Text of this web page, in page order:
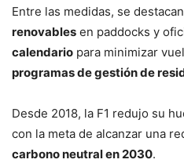
Entre las medidas, se
renovables en paddocks y
calendario para minimizar
programas de gestión de
Desde 2018, la F1 redujo su
con la meta de alcanzar una
carbono neutral en 2030.